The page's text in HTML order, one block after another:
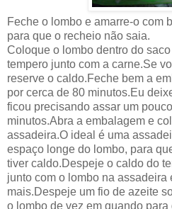
Feche o lombo e amarre-o com
para que o recheio não saia.
Coloque o lombo dentro do
tempero junto com a carne.Se
reserve o caldo.Feche bem a
por cerca de 80 minutos.Eu
ficou precisando assar um
minutos.Abra a embalagem e
assadeira.O ideal é uma
espaço longe do lombo, para
tiver caldo.Despeje o caldo do
junto com o lombo na assadeira
mais.Despeje um fio de azeite
o lombo de vez em quando